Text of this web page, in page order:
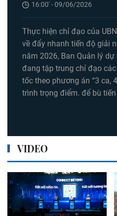
16:00' - 09/06/2026
Thực hiện chỉ đạo của
về đẩy nhanh tiến độ giải
năm 2026, Ban Quản lý
đang tập trung chỉ đạo
tốc theo phương án “3 ca,
trình trọng điểm. để bù
VIDEO